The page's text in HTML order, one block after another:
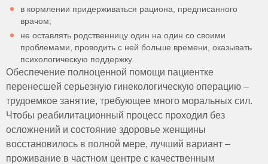
в кормлении придерживаться рациона, предписанного
врачом;
не оставлять родственницу один на один со своими
проблемами, проводить с ней больше времени, оказывать
психологическую поддержку.
Обеспечение полноценной помощи пациентке
перенесшей серьезную гинекологическую операцию –
трудоемкое занятие, требующее много моральных сил.
Чтобы реабилитационный процесс проходил без
осложнений и состояние здоровье женщины
восстановилось в полной мере, лучший вариант –
проживание в частном центре с качественным